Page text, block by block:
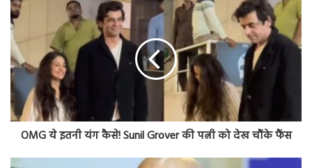
OMG ये इतनी यंग कैसे! Sunil Grover की पत्नी को देख चौंके फैंस